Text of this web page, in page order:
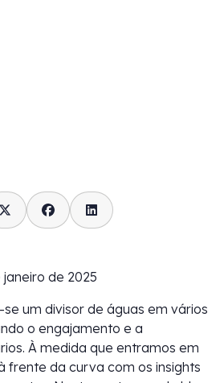
de 2025
um divisor de águas em vários
o engajamento e a
À medida que entramos em
frente da curva com os insights